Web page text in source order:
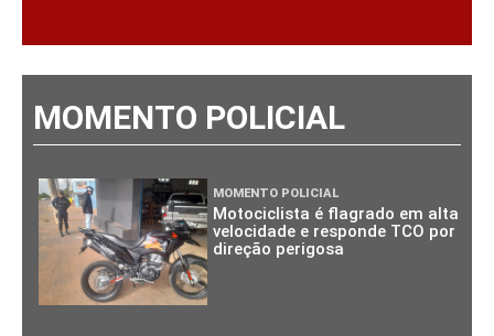
MOMENTO POLICIAL
MOMENTO POLICIAL
Motociclista é flagrado em alta
velocidade e responde TCO por
direção perigosa